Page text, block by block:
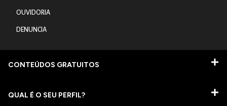
OUVIDORIA
DENUNCIA
CONTEÚDOS GRATUITOS
QUAL É O SEU PERFIL?